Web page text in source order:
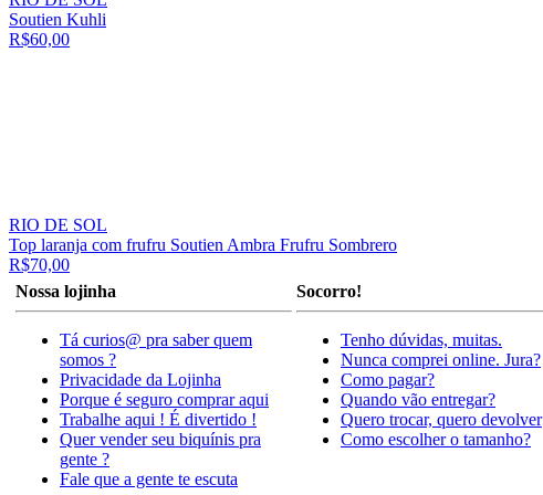
Soutien Kuhli
R$60,00
RIO DE SOL
Top laranja com frufru Soutien Ambra Frufru Sombrero
R$70,00
Nossa lojinha
Tá curios@ pra saber quem
somos ?
Privacidade da Lojinha
Porque é seguro comprar aqui
Trabalhe aqui ! É divertido !
Quer vender seu biquínis pra
gente ?
Fale que a gente te escuta
Socorro!
Tenho dúvidas, muitas.
Nunca comprei online. Jura?
Como pagar?
Quando vão entregar?
Quero trocar, quero devolver
Como escolher o tamanho?